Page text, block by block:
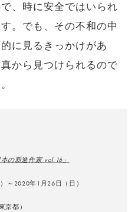
、時に安全ではいられ
。でも、その不和の中
に見るきっかけがあ
から見つけられるので
の新進作家 vol.16」
～2020年1月26日（日）
京都）